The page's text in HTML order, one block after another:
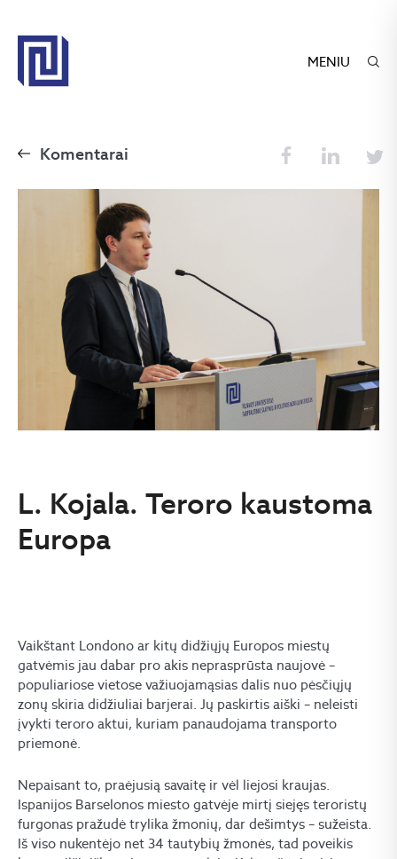
MENIU
Komentarai
L. Kojala. Teroro kaustoma
Europa
Vaikštant Londono ar kitų didžiųjų Europos miestų
gatvėmis jau dabar pro akis neprasprūsta naujovė –
populiariose vietose važiuojamąsias dalis nuo pėsčiųjų
zonų skiria didžiuliai barjerai. Jų paskirtis aiški – neleisti
įvykti teroro aktui, kuriam panaudojama transporto
priemonė.
Nepaisant to, praėjusią savaitę ir vėl liejosi kraujas.
Ispanijos Barselonos miesto gatvėje mirtį siejęs teroristų
furgonas pražudė trylika žmonių, dar dešimtys – sužeista.
Iš viso nukentėjo net 34 tautybių žmonės, tad poveikis